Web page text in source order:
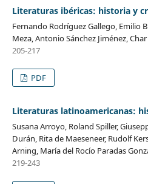
Literaturas ibéricas: historia y
Fernando Rodríguez Gallego, Emilio
Meza, Antonio Sánchez Jiménez,
205-217
PDF
Literaturas latinoamericanas:
Susana Arroyo, Roland Spiller,
Durán, Rita de Maeseneer, Rudolf
Arning, María del Rocío Paradas
219-243